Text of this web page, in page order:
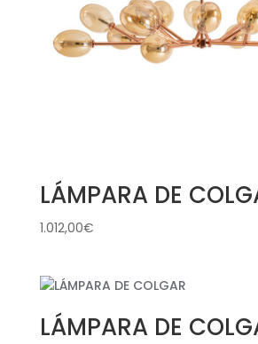
LÁMPARA DE
1.012,00€
LÁMPARA DE